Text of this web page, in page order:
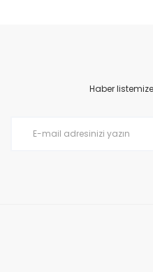
Ürün resmi kalitesiz, bozuk
Ürün açıklamasında eksik
Haber